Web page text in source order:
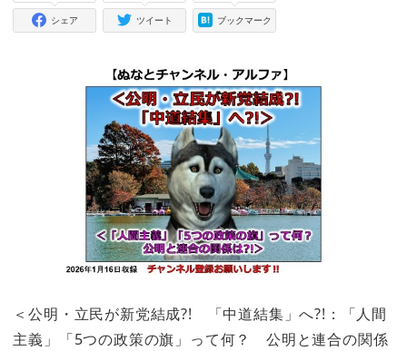
シェア ツイート ブックマーク
＜公明・立民が新党結成?! 「中道結集」へ?!：「人間
主義」「5つの政策の旗」って何？ 公明と連合の関係